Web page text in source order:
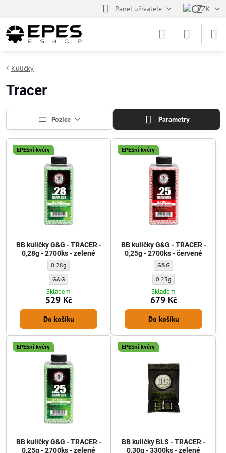
Panel uživatele CZK
Kuličky
Tracer
Pozice Parametry
EPESní kvéry
BB kuličky G&G - TRACER -
0,28g - 2700ks - zelené
BB kuličky G&G - TRACER - 0,28g - 2700ks - zelené - Gramáž kuliček:
0,28g
BB kuličky G&G - TRACER - 0,28g - 2700ks - zelené - Výrobce kuliček:
G&G
Skladem
529 Kč
Do košíku
EPESní kvéry
BB kuličky G&G - TRACER -
0,25g - 2700ks - červené
BB kuličky G&G -
G&G
BB kuličky G&G - TRACER
0,25g
Skladem
679 Kč
Do košíku
EPESní kvéry
BB kuličky G&G - TRACER -
0,25g - 2700ks - zelené
EPESní kvéry
BB kuličky BLS - TRACER -
0,30g - 3300ks - zelené